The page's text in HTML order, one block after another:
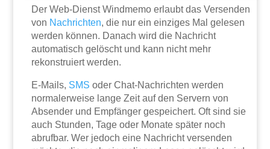
Der Web-Dienst Windmemo erlaubt das Versenden
von Nachrichten, die nur ein einziges Mal gelesen
werden können. Danach wird die Nachricht
automatisch gelöscht und kann nicht mehr
rekonstruiert werden.
E-Mails, SMS oder Chat-Nachrichten werden
normalerweise lange Zeit auf den Servern von
Absender und Empfänger gespeichert. Oft sind sie
auch Stunden, Tage oder Monate später noch
abrufbar. Wer jedoch eine Nachricht versenden